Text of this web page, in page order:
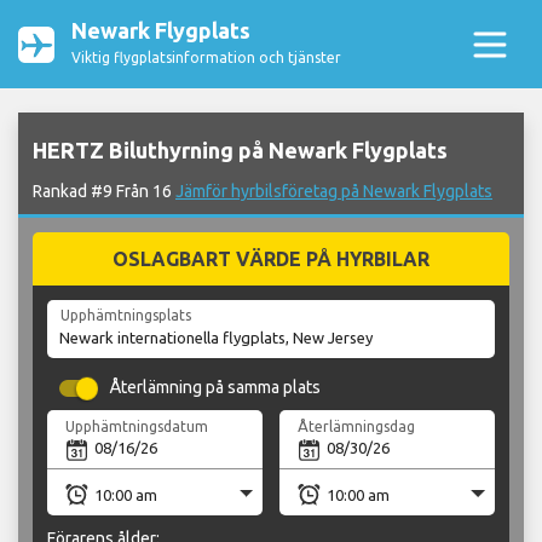
Newark Flygplats
Viktig flygplatsinformation och tjänster
HERTZ Biluthyrning på Newark Flygplats
Rankad #9 Från 16 Jämför hyrbilsföretag på Newark Flygplats
OSLAGBART VÄRDE PÅ HYRBILAR
Upphämtningsplats
Återlämning på samma plats
Upphämtningsdatum Återlämningsdag